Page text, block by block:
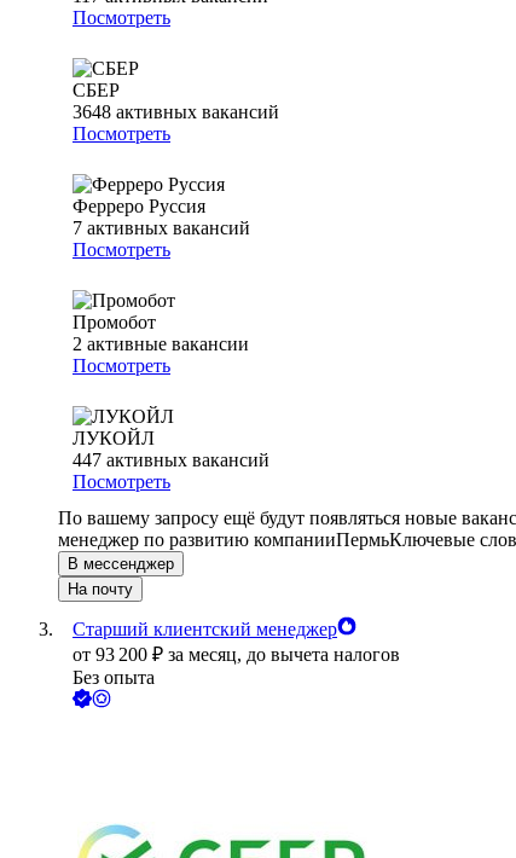
Посмотреть
СБЕР
3648 активных вакансий
Посмотреть
Ферреро Руссия
7 активных вакансий
Посмотреть
Промобот
2 активные вакансии
Посмотреть
ЛУКОЙЛ
447 активных вакансий
Посмотреть
По вашему запросу ещё будут появляться новые
менеджер по развитию компанииПермьКлючевые
В мессенджер
На почту
Старший клиентский менеджер
от 93 200 ₽ за месяц, до вычета налогов
Без опыта